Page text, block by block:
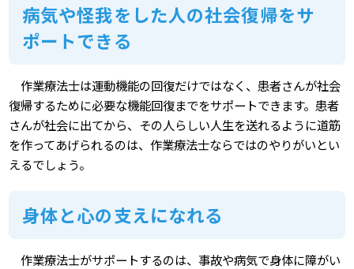
病気や怪我をした人の社会復帰をサ
ポートできる
作業療法士は運動機能の回復だけではなく、患者さんが社会
復帰するために必要な機能回復までをサポートできます。患者
さんが社会に出てから、その人らしい人生を送れるように道筋
を作ってあげられるのは、作業療法士ならではのやりがいとい
えるでしょう。
身体と心の支えになれる
作業療法士がサポートするのは、事故や病気で身体に障がい